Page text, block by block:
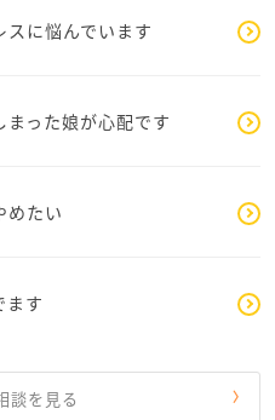
言ってみるのはどうでし
あなたは定年が無いか
。
るちゃんさんが保証人
としなくてもかまわな
に悩んでいます
った娘が心配です
めたい
ます
談を見る